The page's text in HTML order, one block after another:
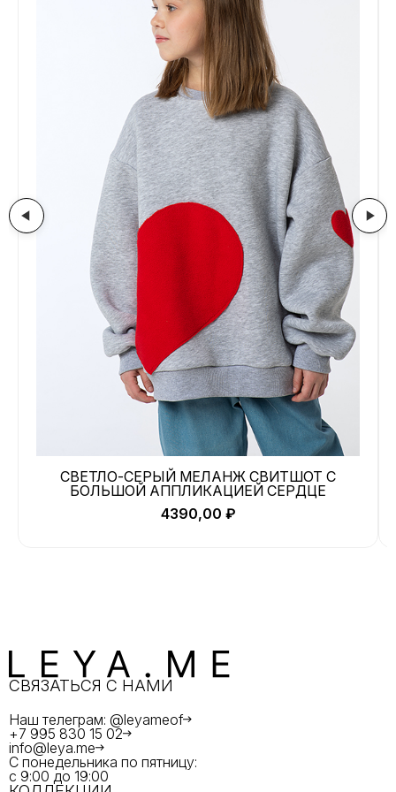
СВЕТЛО-СЕРЫЙ МЕЛАНЖ СВИТШОТ С
БОЛЬШОЙ АППЛИКАЦИЕЙ СЕРДЦЕ
4390,00 ₽
СВЯЗАТЬСЯ С НАМИ
Наш телеграм: @leyameof
+7 995 830 15 02
info@leya.me
С понедельника по пятницу:
с 9:00 до 19:00